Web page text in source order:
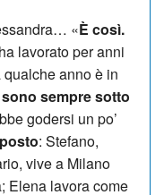
«È così.
lavorato per anni
anno è in
sempre sotto
godersi un po’
: Stefano,
vive a Milano
Elena lavora come